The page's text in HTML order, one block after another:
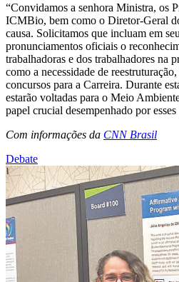
“Convidamos a senhora Ministra, os
ICMBio, bem como o Diretor-Geral
causa. Solicitamos que incluam em
pronunciamentos oficiais o
trabalhadoras e dos trabalhadores na
como a necessidade de
concursos para a Carreira. Durante
estarão voltadas para o Meio
papel crucial desempenhado por
Com informações da CNN Brasil
Debate